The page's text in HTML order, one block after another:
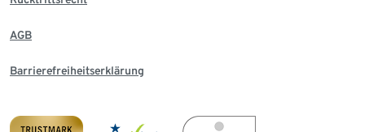
AGB
Barrierefreiheitserklärung